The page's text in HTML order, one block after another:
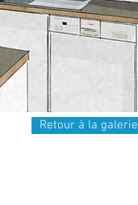
Retour à la galerie